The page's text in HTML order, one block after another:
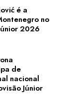
é a
no
2026
de
nacional
Júnior